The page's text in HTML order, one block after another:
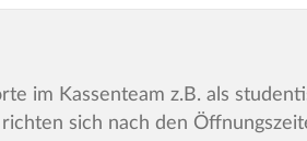
im Kassenteam z.B. als
sich nach den